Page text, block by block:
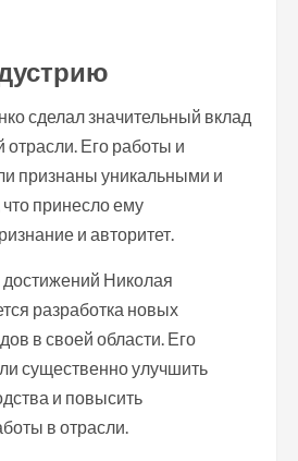
сделал значительный вклад
отрасли. Его работы и
признаны уникальными и
принесло ему
и авторитет.
Николая
разработка новых
в своей области. Его
существенно улучшить
и повысить
в отрасли.